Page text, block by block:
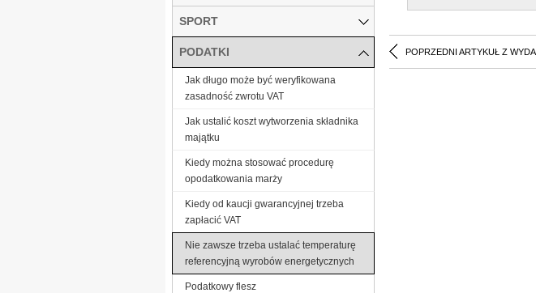
POPRZEDNI ARTYKUŁ Z
SPORT
PODATKI
Jak długo może być weryfikowana
zasadność zwrotu VAT
Jak ustalić koszt wytworzenia składnika
majątku
Kiedy można stosować procedurę
opodatkowania marży
Kiedy od kaucji gwarancyjnej trzeba
zapłacić VAT
Nie zawsze trzeba ustalać temperaturę
referencyjną wyrobów energetycznych
Podatkowy flesz